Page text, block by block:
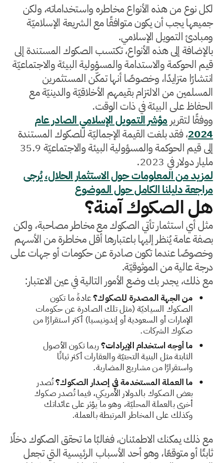
لكل نوع من هذه الأنواع مخاطره واستخداماته، ولكن
جميعها يجب أن يكون متوافقًا مع الشريعة الإسلاميّة
ومبادئ التمويل الإسلامي.
بالإضافة إلى هذه الأنواع، تكتسب الصكوك المستندة إلى
قيم الحوكمة والاستدامة والمسؤولية البيئة والاجتماعيّة
انتشارًا متزايدًا، وخصوصًا أنها تمكّن المستثمرين
المسلمين من الالتزام بقيمهم الأخلاقيّة والدينيّة مع
الحفاظ على البيئة في ذات الوقت.
ووفقًا لتقرير مؤشر التمويل الإسلامي الصادر عام
2024، فقد بلغت القيمة الإجماليّة للصكوك المستندة
إلى قيم الحوكمة والمسؤولية البيئة والاجتماعيّة 35.9
مليار دولار في 2023.
لمزيد من المعلومات حول الاستثمار الحلال، يُرجى
مراجعة دليلنا الكامل حول الموضوع
هل الصكوك آمنة؟
مثل أي استثمار تأتي الصكوك مع مخاطر مصاحبة، ولكن
بصفة عامة يُنظر إليها باعتبارها أقل مخاطرة من الأسهم
وخصوصًا عندما تكون صادرة عن حكومات أو جهات على
درجة عالية من الموثوقيّة.
مع ذلك، يجدر بك وضع الأمور التالية في عين الاعتبار:
من الجهة المصدرة للصكوك؟عادةً ما تكون
الصكوك السياديّة (مثل تلك الصادرة عن حكومات
الإمارات أو السعودية أو إندونيسيا) أكثر استقرارًا من
صكوك الشركات.
ما أوجه استخدام الإيرادات؟ربما تكون الأصول
الثابتة مثل البنية التحتيّة والعقارات أكثر ثباتًا
واستقرارًا من مشاريع المضاربة.
ما العملة المستخدمة في إصدار الصكوك؟تُصدر
بعض الصكوك بالدولار الأمريكي، فيما تُصدر صكوك
أخرى بالعملة المحليّة، وهو ما يؤثر على عائداتك
وكذلك على المخاطر المرتبطة بالعملة.
مع ذلك يمكنك الاطمئنان، فغالبًا ما تحقق الصكوك دخلًا
ثابتًا أو متوقعًا، وهو أحد الأسباب الرئيسية التي تجعل